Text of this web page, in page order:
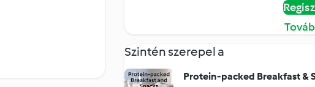
Szintén szerepel a
Protein-packed Breakfast &